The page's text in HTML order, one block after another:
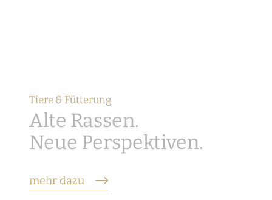
Tiere & Fütterung
Alte Rassen.
Neue Perspektiven.
mehr dazu